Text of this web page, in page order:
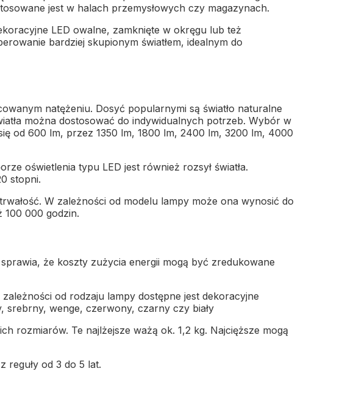
jest w halach przemysłowych czy magazynach.
LED owalne, zamknięte w okręgu lub też
bardziej skupionym światłem, idealnym do
natężeniu. Dosyć popularnymi są światło naturalne
można dostosować do indywidualnych potrzeb. Wybór w
od 600 lm, przez 1350 lm, 1800 lm, 2400 lm, 3200 lm, 4000
oświetlenia typu LED jest również rozsył światła.
stopni.
W zależności od modelu lampy może ona wynosić do
000 godzin.
że koszty zużycia energii mogą być zredukowane
od rodzaju lampy dostępne jest dekoracyjne
srebrny, wenge, czerwony, czarny czy biały
rozmiarów. Te najlżejsze ważą ok. 1,2 kg. Najcięższe mogą
reguły od 3 do 5 lat.